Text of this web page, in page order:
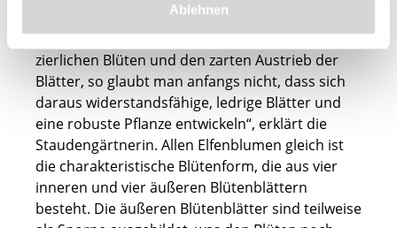
Ablehnen
„Der Name 'Elfenblume' drückt eine gewisse
Zartheit aus“, so Eskuche. „Sieht man die
zierlichen Blüten und den zarten Austrieb der
Blätter, so glaubt man anfangs nicht, dass sich
daraus widerstandsfähige, ledrige Blätter und
eine robuste Pflanze entwickeln“, erklärt die
Staudengärtnerin. Allen Elfenblumen gleich ist
die charakteristische Blütenform, die aus vier
inneren und vier äußeren Blütenblättern
besteht. Die äußeren Blütenblätter sind teilweise